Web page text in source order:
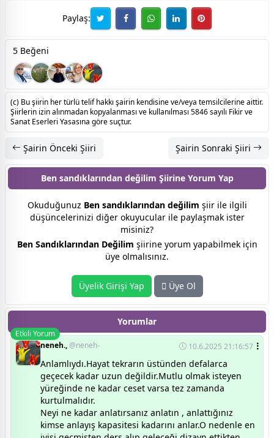
Paylaş:
5 Beğeni
(c) Bu şiirin her türlü telif hakkı şairin kendisine ve/veya temsilcilerine aittir.
Şiirlerin izin alınmadan kopyalanması ve kullanılması 5846 sayılı Fikir ve
Sanat Eserleri Yasasına göre suçtur.
Şairin Önceki Şiiri Şairin Sonraki Şiiri
Ben sandıklarından değilim Şiirine Yorum Yap
Okuduğunuz Ben sandıklarından değilim şiir ile ilgili
düşüncelerinizi diğer okuyucular ile paylaşmak ister
misiniz?
Ben Sandıklarından Değilim şiirine yorum yapabilmek için
üye olmalısınız.
Üyelik Girişi Yap Üye Ol
Yorumlar
Etkili Yorum
neneh.,@neneh- 10.6.2025 21:16:57
Anlamlıydı.Hayat tekrarın üstünden defalarca
geçecek kadar uzun değildir.Mutlu olmak isteyen
yüreğinde ne kadar ceset varsa tez zamanda
kurtulmalıdır.
Neyi ne kadar anlatırsanız anlatın , anlattığınız
kimse anlayış kapasitesi kadarını anlar.O nedenle en